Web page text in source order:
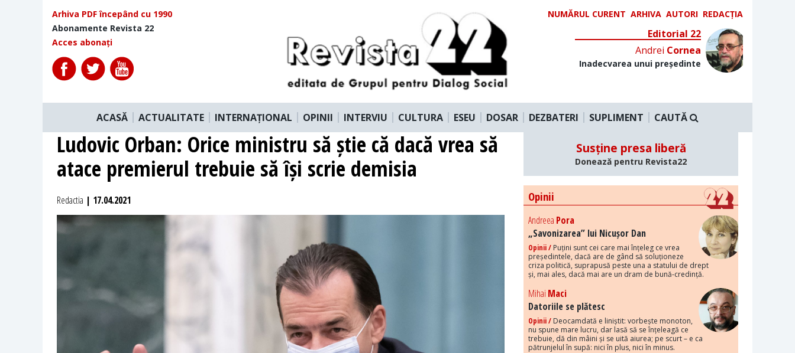
Arhiva PDF începând cu 1990
Abonamente Revista 22
Acces abonați
NUMĂRUL CURENT ARHIVA AUTORI REDACȚIA
Editorial 22
Andrei Cornea
Inadecvarea unui președinte
ACASĂ ACTUALITATE INTERNAȚIONAL OPINII INTERVIU CULTURA ESEU DOSAR DEZBATERI SUPLIMENT CAUTĂ
Ludovic Orban: Orice ministru să știe că dacă vrea să
atace premierul trebuie să își scrie demisia
Redactia | 17.04.2021
Susține presa liberă
Donează pentru Revista22
Opinii
Andreea Pora
„Savonizarea” lui Nicușor Dan
Opinii / Puțini sunt cei care mai înțeleg ce vrea
președintele, dacă are de gând să soluționeze
criza politică, suprapusă peste una a statului de drept
și, mai ales, dacă mai are un dram de bună-credință.
Mihai Maci
Datoriile se plătesc
Opinii / Deocamdată e liniștit: vorbește monoton,
nu spune mare lucru, dar lasă să se înțeleagă ce
trebuie, dă din mâini și se uită aiurea; pe scurt – e ca
pătrunjelul în supă: nici în plus, nici în minus.